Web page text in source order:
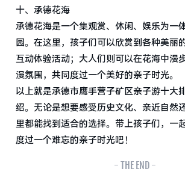
十、承德花海
承德花海是一个集观赏、休闲、娱乐为一
园。在这里，孩子们可以欣赏到各种美丽
互动体验活动；大人们则可以在花海中漫
漫氛围，共同度过一个美好的亲子时光。
以上就是承德市鹰手营子矿区亲子游十大
绍。无论是想要感受历史文化、亲近自然
里都能找到适合的选择。带上孩子们，一
度过一个难忘的亲子时光吧！
- THE END -